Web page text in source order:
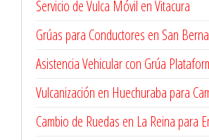
Servicio de Vulca Móvil en Vitacura
Grúas para Conductores en San
Asistencia Vehicular con Grúa
Vulcanización en Huechuraba para
Cambio de Ruedas en La Reina para